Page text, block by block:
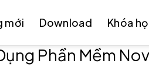
mới Download Khóa
Phần Mềm